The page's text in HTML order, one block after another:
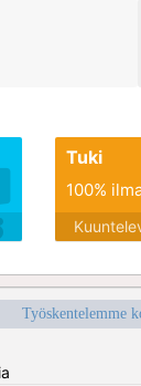
Tuki
100%
Työskentelemme